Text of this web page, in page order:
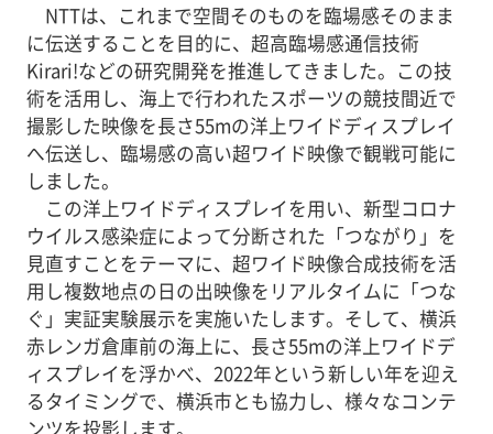
NTTは、これまで空間そのものを臨場感そのまま
に伝送することを目的に、超高臨場感通信技術
Kirari!などの研究開発を推進してきました。この技
術を活用し、海上で行われたスポーツの競技間近で
撮影した映像を長さ55mの洋上ワイドディスプレイ
へ伝送し、臨場感の高い超ワイド映像で観戦可能に
しました。
この洋上ワイドディスプレイを用い、新型コロナ
ウイルス感染症によって分断された「つながり」を
見直すことをテーマに、超ワイド映像合成技術を活
用し複数地点の日の出映像をリアルタイムに「つな
ぐ」実証実験展示を実施いたします。そして、横浜
赤レンガ倉庫前の海上に、長さ55mの洋上ワイドデ
ィスプレイを浮かべ、2022年という新しい年を迎え
るタイミングで、横浜市とも協力し、様々なコンテ
ンツを投影します。